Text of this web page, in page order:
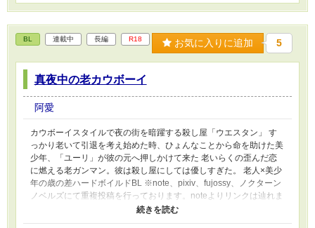
BL 連載中 長編 R18 お気に入りに追加 5
真夜中の老カウボーイ
阿愛
カウボーイスタイルで夜の街を暗躍する殺し屋「ウエスタン」 す
っかり老いて引退を考え始めた時、ひょんなことから命を助けた美
少年、「ユーリ」が彼の元へ押しかけて来た 老いらくの歪んだ恋
に燃える老ガンマン。彼は殺し屋にしては優しすぎた。 老人×美少
年の歳の差ハードボイルドBL ※note、pixiv、fujossy、ノクターン
ノベルズにて重複投稿を行っております。noteよりリンクは辿れま
す ※後書きに用語等の注釈集を用意しております ※直接のサポー
トはnoteまたはBOOTHにてお願いいたします 【note】